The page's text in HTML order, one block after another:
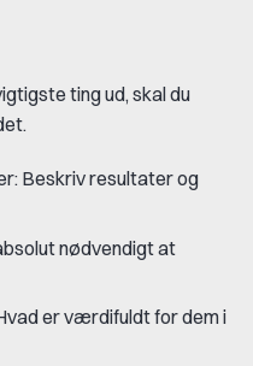
ting ud, skal du
Beskriv resultater og
nødvendigt at
er værdifuldt for dem i